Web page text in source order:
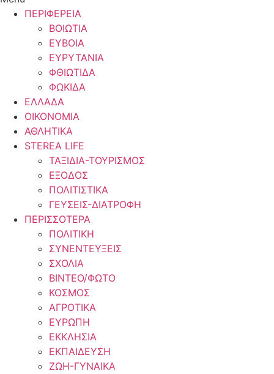
ΠΕΡΙΦΕΡΕΙΑ
ΒΟΙΩΤΙΑ
ΕΥΒΟΙΑ
ΕΥΡΥΤΑΝΙΑ
ΦΘΙΩΤΙΔΑ
ΦΩΚΙΔΑ
ΕΛΛΑΔΑ
ΟΙΚΟΝΟΜΙΑ
ΑΘΛΗΤΙΚΑ
STEREA LIFE
ΤΑΞΙΔΙΑ-ΤΟΥΡΙΣΜΟΣ
ΕΞΟΔΟΣ
ΠΟΛΙΤΙΣΤΙΚΑ
ΓΕΥΣΕΙΣ-ΔΙΑΤΡΟΦΗ
ΠΕΡΙΣΣΟΤΕΡΑ
ΠΟΛΙΤΙΚΗ
ΣΥΝΕΝΤΕΥΞΕΙΣ
ΣΧΟΛΙΑ
ΒΙΝΤΕΟ/ΦΩΤΟ
ΚΟΣΜΟΣ
ΑΓΡΟΤΙΚΑ
ΕΥΡΩΠΗ
ΕΚΚΛΗΣΙΑ
ΕΚΠΑΙΔΕΥΣΗ
ΖΩΗ-ΓΥΝΑΙΚΑ